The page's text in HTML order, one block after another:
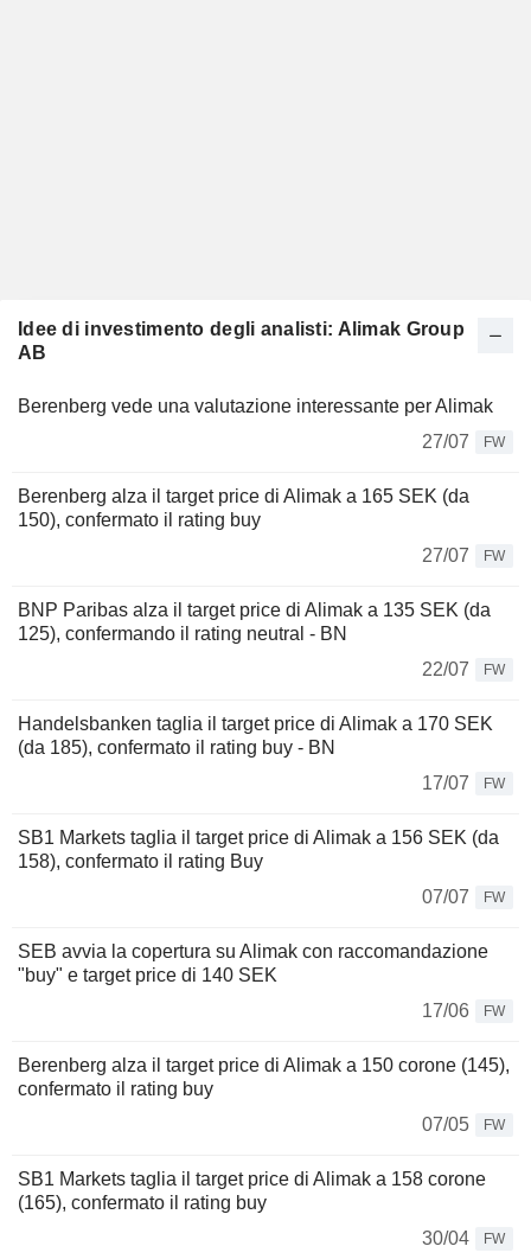
Idee di investimento degli analisti: Alimak Group
AB
Berenberg vede una valutazione interessante per Alimak
27/07
FW
Berenberg alza il target price di Alimak a 165 SEK (da
150), confermato il rating buy
27/07
FW
BNP Paribas alza il target price di Alimak a 135 SEK (da
125), confermando il rating neutral - BN
22/07
FW
Handelsbanken taglia il target price di Alimak a 170 SEK
(da 185), confermato il rating buy - BN
17/07
FW
SB1 Markets taglia il target price di Alimak a 156 SEK (da
158), confermato il rating Buy
07/07
FW
SEB avvia la copertura su Alimak con raccomandazione
"buy" e target price di 140 SEK
17/06
FW
Berenberg alza il target price di Alimak a 150 corone (145),
confermato il rating buy
07/05
FW
SB1 Markets taglia il target price di Alimak a 158 corone
(165), confermato il rating buy
30/04
FW